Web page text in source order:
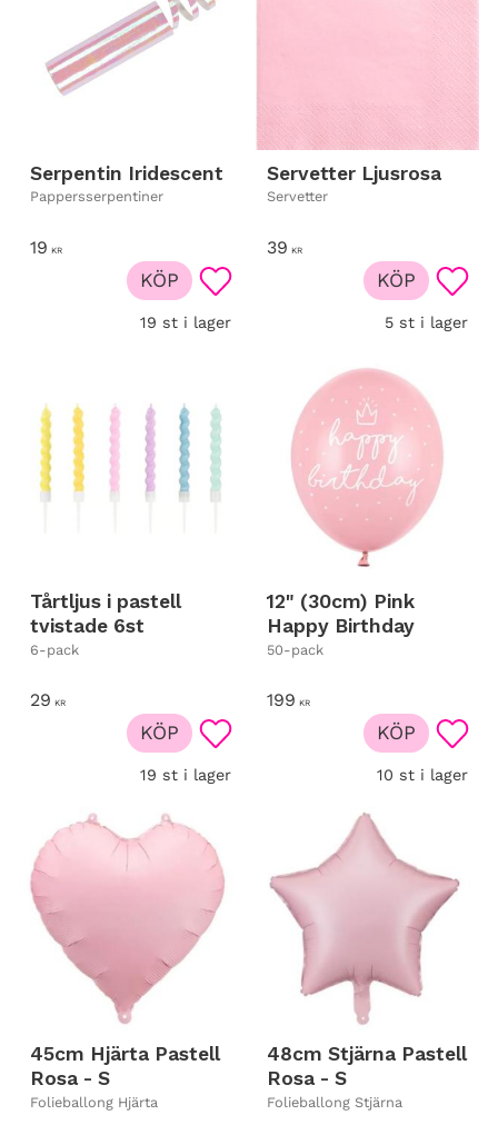
Serpentin Iridescent
Pappersserpentiner
19 KR
Lägg till i favoriter
19 st i lager
KÖP
Servetter Ljusrosa
Servetter
39 KR
5 st i lager
KÖP
Tårtljus i pastell
tvistade 6st
6-pack
29 KR
Lägg till i favoriter
19 st i lager
KÖP
12" (30cm) Pink
Happy Birthday
50-pack
199 KR
10 st i lager
KÖP
45cm Hjärta Pastell
Rosa - S
Folieballong Hjärta
48cm Stjärna Pastell
Rosa - S
Folieballong Stjärna